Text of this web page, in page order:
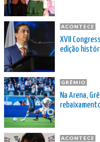
ACONTECE
XVII
edição
GRÊMIO
Na Arena,
ACONTECE